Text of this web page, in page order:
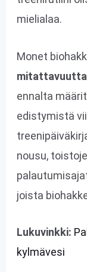
mielialaa.
Monet
mitattavuutta
ennalta
edistymistä
nousu,
joista
Lukuvinkki:
kylmävesi